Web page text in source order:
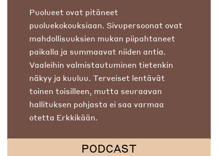
Puolueet ovat pitäneet
puoluekokouksiaan. Sivupersoonat ovat
mahdollisuuksien mukan piipahtaneet
paikalla ja summaavat niiden antia.
Vaaleihin valmistautuminen tietenkin
näkyy ja kuuluu. Terveiset lentävät
toinen toisilleen, mutta seuraavan
hallituksen pohjasta ei saa varmaa
otetta Erkkikään.
PODCAST